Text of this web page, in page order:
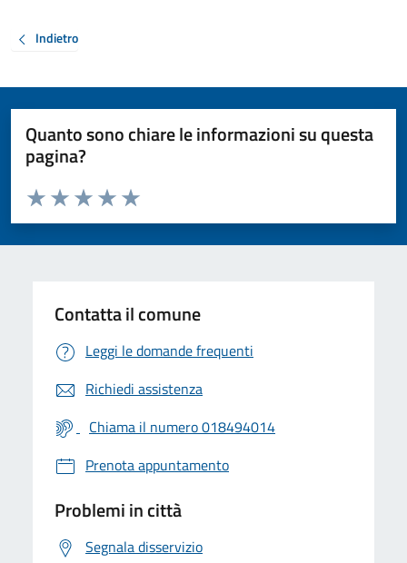
Indietro
Quanto sono chiare le informazioni su questa
pagina?
Valuta da 1 a 5 stelle la pagina
Valuta 5 stelle su 5
Valuta 4 stelle su 5
Valuta 3 stelle su 5
Valuta 2 stelle su 5
Valuta 1 stelle su 5
Contatta il comune
Leggi le domande frequenti
Richiedi assistenza
Chiama il numero 018494014
Prenota appuntamento
Problemi in città
Segnala disservizio